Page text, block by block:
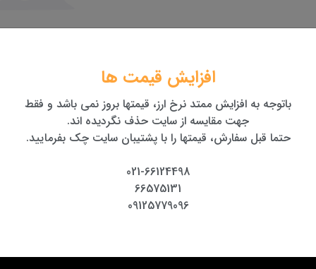
افزایش قیمت ها
باتوجه به افزایش ممتد نرخ ارز، قیمتها بروز نمی باشد و فقط
جهت مقایسه از سایت حذف نگردیده اند.
حتما قبل سفارش، قیمتها را با پشتیبان سایت چک بفرمایید.
021-66124498
66575131
09125779096